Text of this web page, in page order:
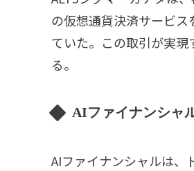
の仮想通貨決済サービ
ていた。この取引が実
る。
AIファイナンシャ
AIファイナンシャルは、